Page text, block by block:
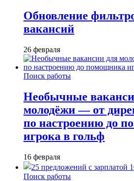
Обновление
вакансий
26 февраля
Поиск работы
Необычные
молодёжи — от
по настроению до
игрока в гольф
16 февраля
Поиск работы